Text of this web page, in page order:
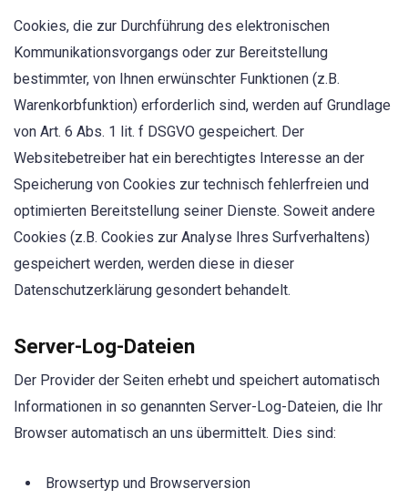
Cookies, die zur Durchführung des elektronischen
Kommunikationsvorgangs oder zur Bereitstellung
bestimmter, von Ihnen erwünschter Funktionen (z.B.
Warenkorbfunktion) erforderlich sind, werden auf Grundlage
von Art. 6 Abs. 1 lit. f DSGVO gespeichert. Der
Websitebetreiber hat ein berechtigtes Interesse an der
Speicherung von Cookies zur technisch fehlerfreien und
optimierten Bereitstellung seiner Dienste. Soweit andere
Cookies (z.B. Cookies zur Analyse Ihres Surfverhaltens)
gespeichert werden, werden diese in dieser
Datenschutzerklärung gesondert behandelt.
Server-Log-Dateien
Der Provider der Seiten erhebt und speichert automatisch
Informationen in so genannten Server-Log-Dateien, die Ihr
Browser automatisch an uns übermittelt. Dies sind:
Browsertyp und Browserversion